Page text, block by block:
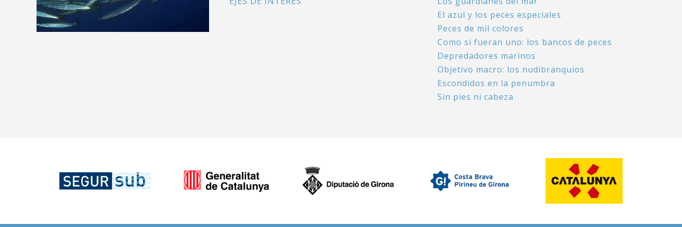
El azul y los peces especiales
Peces de mil colores
Como si fueran uno: los bancos de peces
Depredadores marinos
Objetivo macro: los nudibranquios
Escondidos en la penumbra
Sin pies ni cabeza